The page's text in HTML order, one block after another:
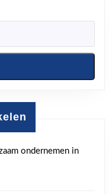
ondernemen in